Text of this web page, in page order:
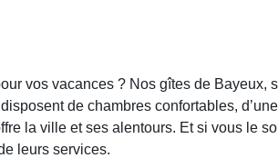
vos vacances ? Nos gîtes de
de chambres confortables,
la ville et ses alentours. Et si vous le
leurs services.